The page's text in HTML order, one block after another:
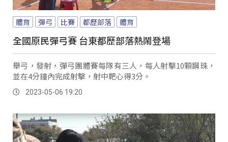
體育 彈弓 比賽 都歷部落 體育
全國原民彈弓賽 台東都歷部落熱鬧登場
舉弓，發射，彈弓團體賽每隊有三人，每人射擊10顆鋼珠，
並在4分鐘內完成射擊，射中靶心得3分。
2023-05-06 19:20